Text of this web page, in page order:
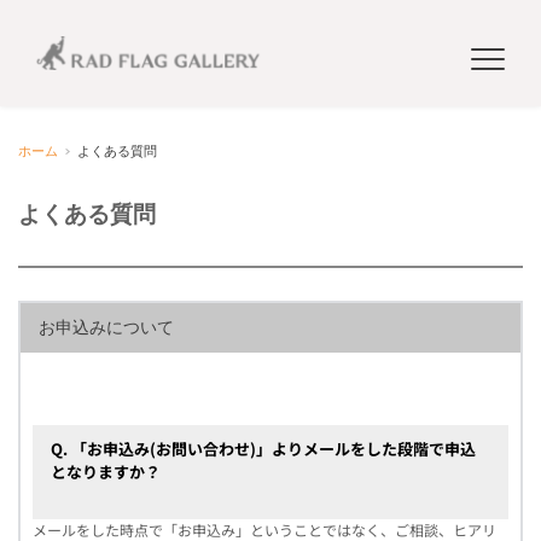
ホーム よくある質問
よくある質問
お申込みについて
Q. 「お申込み(お問い合わせ)」よりメールをした段階で申込
となりますか？
メールをした時点で「お申込み」ということではなく、ご相談、ヒアリ